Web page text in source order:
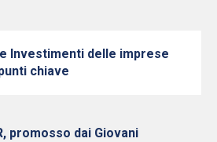
Investimenti delle imprese
chiave
promosso dai Giovani